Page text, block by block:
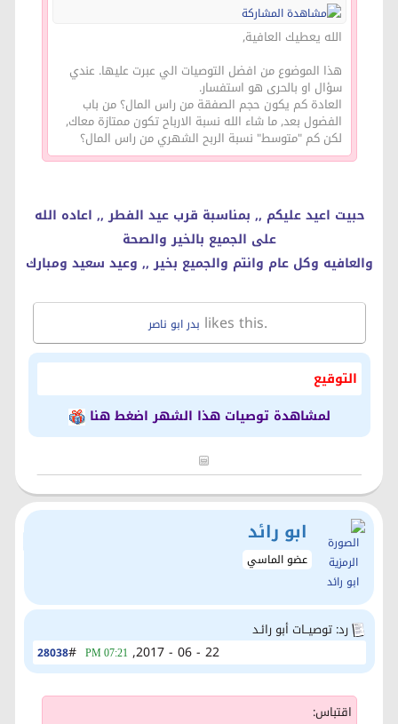
الله يعطيك العافية,
هذا الموضوع من افضل التوصيات الي عبرت عليها. عندي
سؤال او بالحرى هو استفسار.
العادة كم يكون حجم الصفقة من راس المال؟ من باب
الفضول بعد, ما شاء الله نسبة الارباح تكون ممتازة معاك,
لكن كم "متوسط" نسبة الربح الشهري من راس المال؟
حبيت اعيد عليكم ,, بمناسبة قرب عيد الفطر ,, اعاده الله
على الجميع بالخير والصحة
والعافيه وكل عام وانتم والجميع بخير ,, وعيد سعيد ومبارك
بدر ابو ناصر likes this.
التوقيع
لمشاهدة توصيات هذا الشهر اضغط هنا
ابو رائد
عضو الماسي
رد: توصيــات أبو رائـد
28038# 22 - 06 - 2017,
07:21 PM
اقتباس: